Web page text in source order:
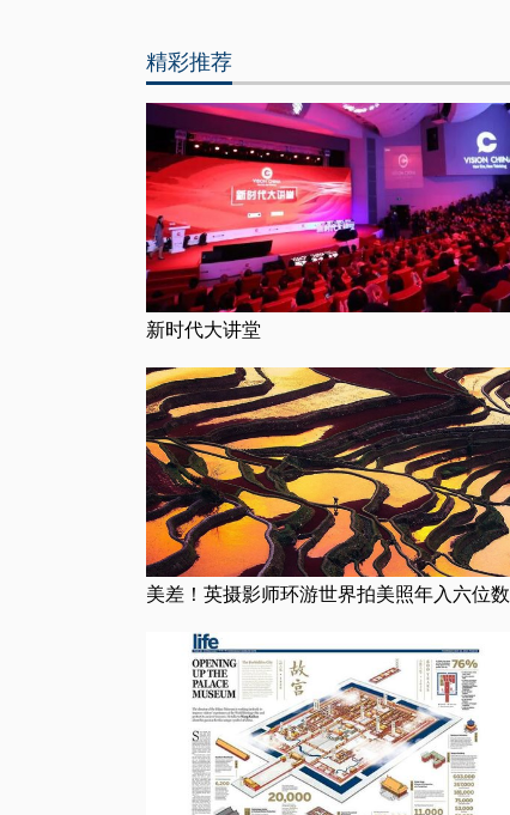
精彩推荐
新时代大讲堂
美差！英摄影师环游世界拍美照年入六位数